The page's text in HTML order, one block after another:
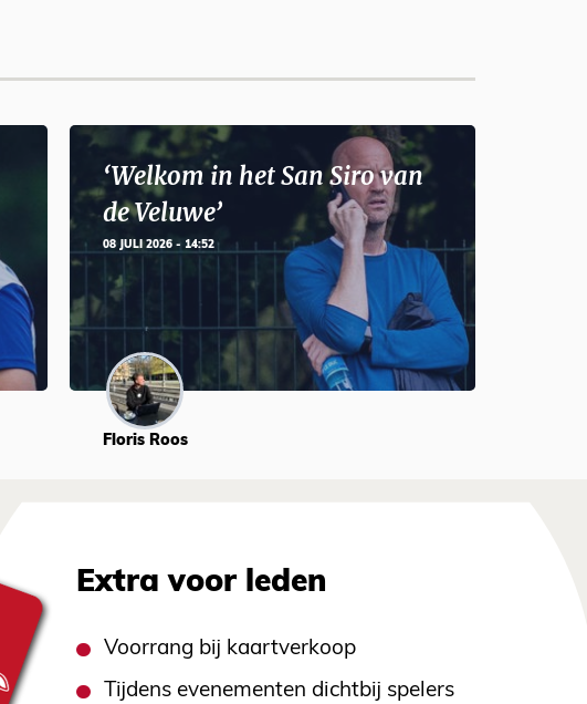
‘Welkom in het San Siro van
de Veluwe’
08 JULI 2026 - 14:52
Floris Roos
Extra voor leden
Voorrang bij kaartverkoop
Tijdens evenementen dichtbij spelers